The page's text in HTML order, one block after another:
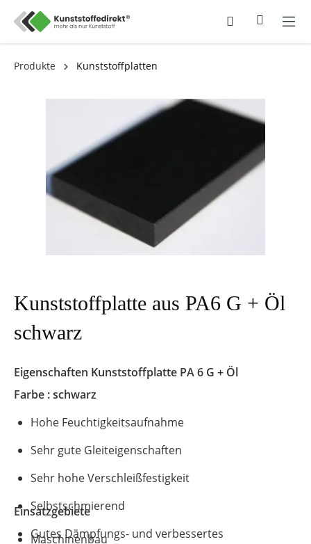
Produkte Kunststoffplatten
Kunststoffplatte aus PA6 G + Öl
schwarz
Eigenschaften Kunststoffplatte PA 6 G + Öl
Farbe : schwarz
Hohe Feuchtigkeitsaufnahme
Sehr gute Gleiteigenschaften
Sehr hohe Verschleißfestigkeit
Selbstschmierend
Gutes Dämpfungs- und verbessertes
Einsatzgebiete
Maschinenbau